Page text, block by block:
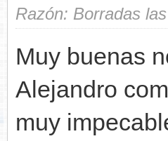
Razón: Borradas
Muy buenas
Alejandro
muy